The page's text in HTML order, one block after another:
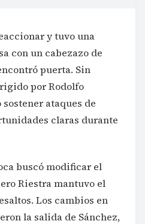
y tuvo una
con un cabezazo de
puerta. Sin
por Rodolfo
ataques de
claras durante
buscó modificar el
Riestra mantuvo el
Los cambios en
la salida de Sánchez,